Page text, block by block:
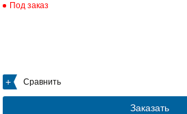
Под заказ
Сравнить
Заказать